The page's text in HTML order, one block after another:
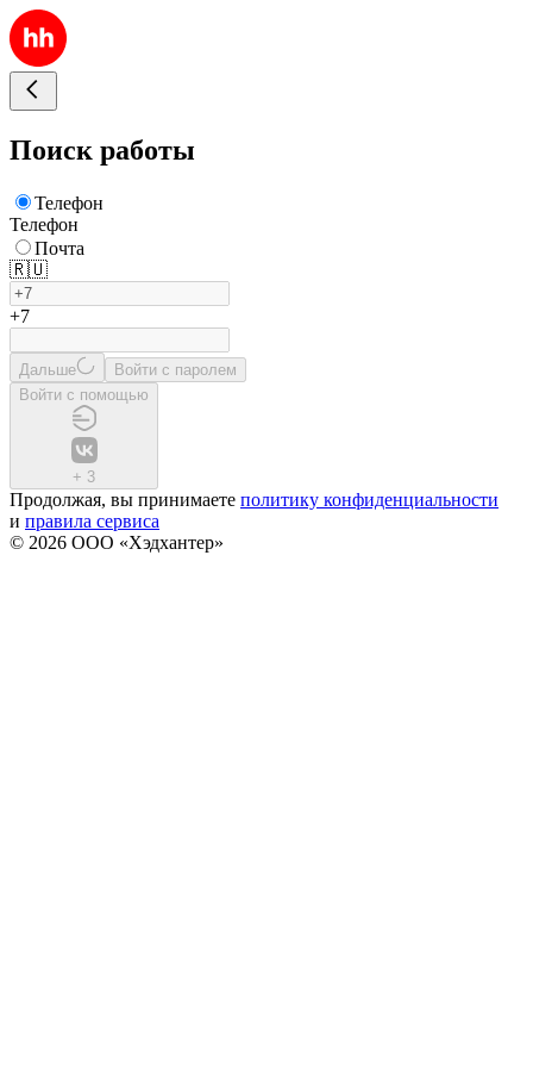
Поиск работы
Телефон
Телефон
Почта
🇷🇺
+7
Дальше
Войти с паролем
Войти с помощью
+ 3
Продолжая, вы принимаете политику конфиденциальности
и правила сервиса
© 2026 ООО «Хэдхантер»